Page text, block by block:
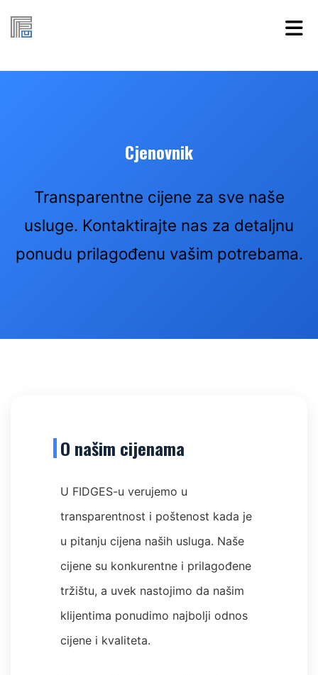
Cjenovnik
Transparentne cijene za sve naše
usluge. Kontaktirajte nas za detaljnu
ponudu prilagođenu vašim potrebama.
O našim cijenama
U FIDGES-u verujemo u
transparentnost i poštenost kada je
u pitanju cijena naših usluga. Naše
cijene su konkurentne i prilagođene
tržištu, a uvek nastojimo da našim
klijentima ponudimo najbolji odnos
cijene i kvaliteta.